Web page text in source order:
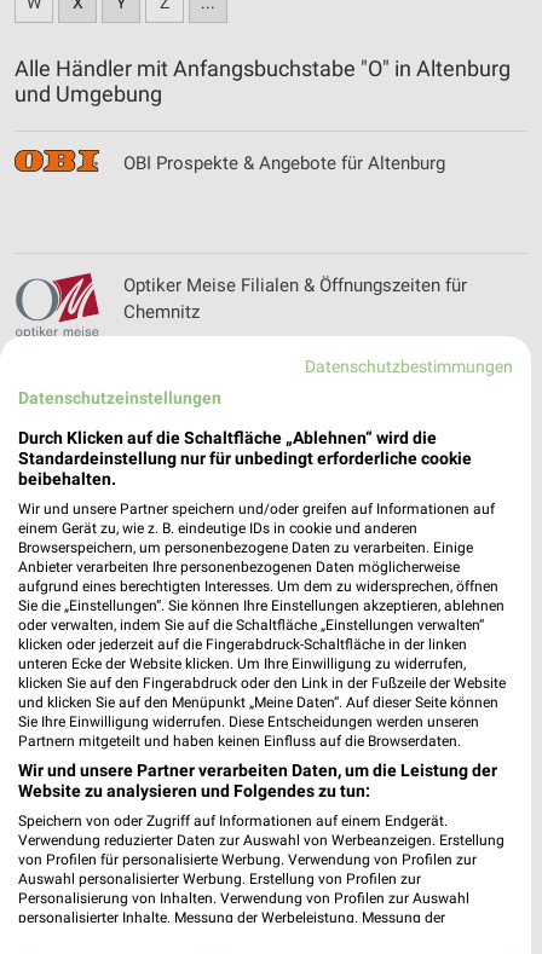
Alle Händler mit Anfangsbuchstabe "O" in Altenburg
und Umgebung
OBI Prospekte & Angebote für Altenburg
Optiker Meise Filialen & Öffnungszeiten für
Chemnitz
Orthopädie Ludwig Filialen & Öffnungszeiten für
Neukirchen/Erzg.
Outdoor Sports Outlet Filialen & Öffnungszeiten
für Borna
Noch mehr Angebote in
der weekli App!
Datenschutzbestimmungen
Datenschutzeinstellungen
Durch Klicken auf die Schaltfläche „Ablehnen“ wird die
Standardeinstellung nur für unbedingt erforderliche cookie
beibehalten.
Wir und unsere Partner speichern und/oder greifen auf Informationen auf
einem Gerät zu, wie z. B. eindeutige IDs in cookie und anderen
Browserspeichern, um personenbezogene Daten zu verarbeiten. Einige
Anbieter verarbeiten Ihre personenbezogenen Daten möglicherweise
aufgrund eines berechtigten Interesses. Um dem zu widersprechen, öffnen
Sie die „Einstellungen“. Sie können Ihre Einstellungen akzeptieren, ablehnen
oder verwalten, indem Sie auf die Schaltfläche „Einstellungen verwalten“
klicken oder jederzeit auf die Fingerabdruck-Schaltfläche in der linken
unteren Ecke der Website klicken. Um Ihre Einwilligung zu widerrufen,
klicken Sie auf den Fingerabdruck oder den Link in der Fußzeile der Website
und klicken Sie auf den Menüpunkt „Meine Daten“. Auf dieser Seite können
Sie Ihre Einwilligung widerrufen. Diese Entscheidungen werden unseren
Partnern mitgeteilt und haben keinen Einfluss auf die Browserdaten.
Wir und unsere Partner verarbeiten Daten, um die Leistung der
Website zu analysieren und Folgendes zu tun:
Speichern von oder Zugriff auf Informationen auf einem Endgerät.
Verwendung reduzierter Daten zur Auswahl von Werbeanzeigen. Erstellung
von Profilen für personalisierte Werbung. Verwendung von Profilen zur
Auswahl personalisierter Werbung. Erstellung von Profilen zur
Personalisierung von Inhalten. Verwendung von Profilen zur Auswahl
personalisierter Inhalte. Messung der Werbeleistung. Messung der